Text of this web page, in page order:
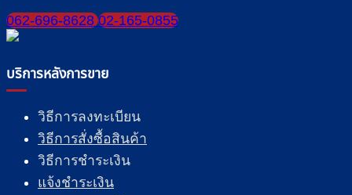
062-696-8628 02-165-0855
บริการหลังการขาย
วิธีการลงทะเบียน
วิธีการสั่งซื้อสินค้า
วิธีการชำระเงิน
แจ้งชำระเงิน